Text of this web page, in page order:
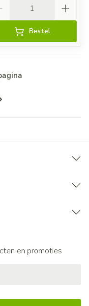
Bestel
pagina
en promoties